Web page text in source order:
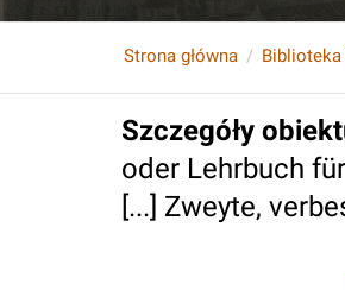
Strona główna
Szczegóły
oder Lehrbuch
[...] Zweyte,